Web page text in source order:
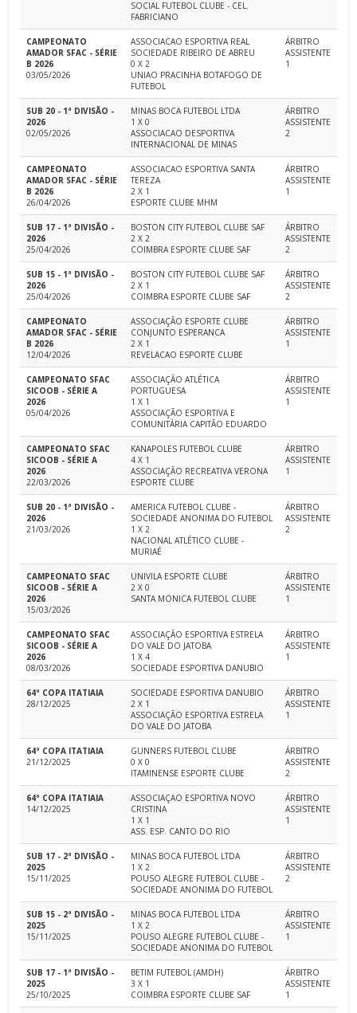
SOCIAL FUTEBOL CLUBE - CEL.
FABRICIANO
CAMPEONATO
AMADOR SFAC - SÉRIE
B 2026
03/05/2026
ASSOCIACAO ESPORTIVA REAL
SOCIEDADE RIBEIRO DE ABREU
0 X 2
UNIAO PRACINHA BOTAFOGO DE
FUTEBOL
ÁRBITRO
ASSISTENTE
1
SUB 20 - 1ª DIVISÃO -
2026
02/05/2026
MINAS BOCA FUTEBOL LTDA
1 X 0
ASSOCIACAO DESPORTIVA
INTERNACIONAL DE MINAS
ÁRBITRO
ASSISTENTE
2
CAMPEONATO
AMADOR SFAC - SÉRIE
B 2026
26/04/2026
ASSOCIACAO ESPORTIVA SANTA
TEREZA
2 X 1
ESPORTE CLUBE MHM
ÁRBITRO
ASSISTENTE
1
SUB 17 - 1ª DIVISÃO -
2026
25/04/2026
BOSTON CITY FUTEBOL CLUBE SAF
2 X 2
COIMBRA ESPORTE CLUBE SAF
ÁRBITRO
ASSISTENTE
2
SUB 15 - 1ª DIVISÃO -
2026
25/04/2026
BOSTON CITY FUTEBOL CLUBE SAF
2 X 1
COIMBRA ESPORTE CLUBE SAF
ÁRBITRO
ASSISTENTE
2
CAMPEONATO
AMADOR SFAC - SÉRIE
B 2026
12/04/2026
ASSOCIAÇÃO ESPORTE CLUBE
CONJUNTO ESPERANCA
2 X 1
REVELACAO ESPORTE CLUBE
ÁRBITRO
ASSISTENTE
1
CAMPEONATO SFAC
SICOOB - SÉRIE A
2026
05/04/2026
ASSOCIAÇÃO ATLÉTICA
PORTUGUESA
1 X 1
ASSOCIAÇÃO ESPORTIVA E
COMUNITÁRIA CAPITÃO EDUARDO
ÁRBITRO
ASSISTENTE
1
CAMPEONATO SFAC
SICOOB - SÉRIE A
2026
22/03/2026
KANAPOLES FUTEBOL CLUBE
4 X 1
ASSOCIAÇÃO RECREATIVA VERONA
ESPORTE CLUBE
ÁRBITRO
ASSISTENTE
1
SUB 20 - 1ª DIVISÃO -
2026
21/03/2026
AMERICA FUTEBOL CLUBE -
SOCIEDADE ANONIMA DO FUTEBOL
1 X 2
NACIONAL ATLÉTICO CLUBE -
MURIAÉ
ÁRBITRO
ASSISTENTE
2
CAMPEONATO SFAC
SICOOB - SÉRIE A
2026
15/03/2026
UNIVILA ESPORTE CLUBE
2 X 0
SANTA MONICA FUTEBOL CLUBE
ÁRBITRO
ASSISTENTE
1
CAMPEONATO SFAC
SICOOB - SÉRIE A
2026
08/03/2026
ASSOCIAÇÃO ESPORTIVA ESTRELA
DO VALE DO JATOBA
1 X 4
SOCIEDADE ESPORTIVA DANUBIO
ÁRBITRO
ASSISTENTE
1
64ª COPA ITATIAIA
28/12/2025
SOCIEDADE ESPORTIVA DANUBIO
2 X 1
ASSOCIAÇÃO ESPORTIVA ESTRELA
DO VALE DO JATOBA
ÁRBITRO
ASSISTENTE
1
64ª COPA ITATIAIA
21/12/2025
GUNNERS FUTEBOL CLUBE
0 X 0
ITAMINENSE ESPORTE CLUBE
ÁRBITRO
ASSISTENTE
2
64ª COPA ITATIAIA
14/12/2025
ASSOCIAÇAO ESPORTIVA NOVO
CRISTINA
1 X 1
ASS. ESP. CANTO DO RIO
ÁRBITRO
ASSISTENTE
1
SUB 17 - 2ª DIVISÃO -
2025
15/11/2025
MINAS BOCA FUTEBOL LTDA
1 X 2
POUSO ALEGRE FUTEBOL CLUBE -
SOCIEDADE ANONIMA DO FUTEBOL
ÁRBITRO
ASSISTENTE
2
SUB 15 - 2ª DIVISÃO -
2025
15/11/2025
MINAS BOCA FUTEBOL LTDA
1 X 2
POUSO ALEGRE FUTEBOL CLUBE -
SOCIEDADE ANONIMA DO FUTEBOL
ÁRBITRO
ASSISTENTE
1
SUB 17 - 1ª DIVISÃO -
2025
25/10/2025
BETIM FUTEBOL (AMDH)
3 X 1
COIMBRA ESPORTE CLUBE SAF
ÁRBITRO
ASSISTENTE
1